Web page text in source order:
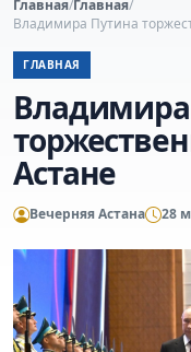
Главная/Главная/
Владимира Путина
ГЛАВНАЯ
Астане
Вечерняя Астана 28